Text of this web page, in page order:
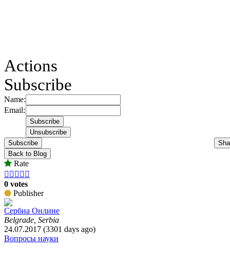
Actions
Subscribe
Name:
Email:
Subscribe
Back to Blog
Rate
    
0 votes
Publisher
Сербиа Онлине
Belgrade, Serbia
24.07.2017 (3301 days ago)
Вопросы науки